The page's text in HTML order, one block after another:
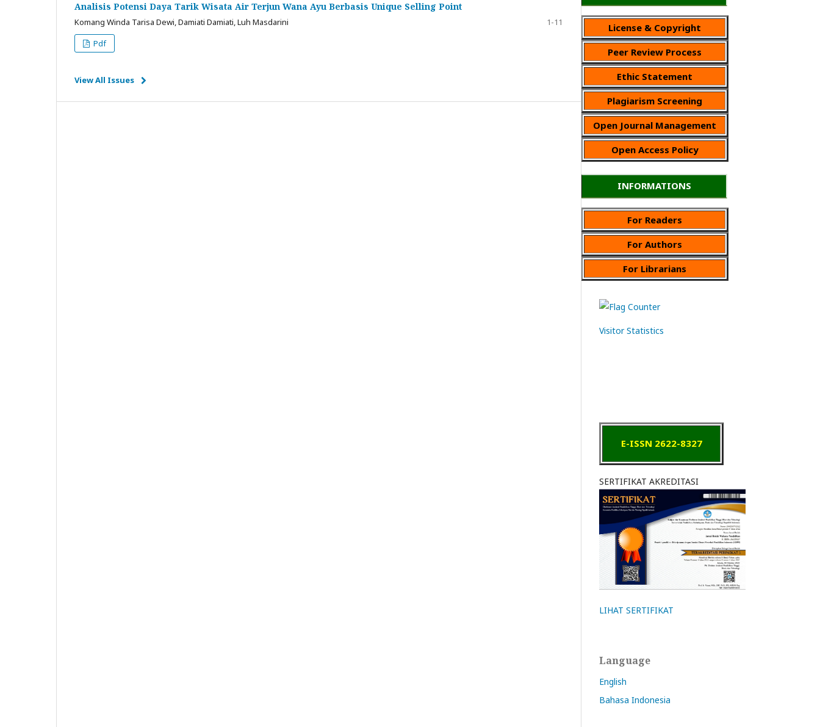
Analisis Potensi Daya Tarik Wisata Air Terjun Wana Ayu Berbasis Unique Selling Point
Komang Winda Tarisa Dewi, Damiati Damiati, Luh Masdarini
1-11
Pdf
View All Issues
License & Copyright
Peer Review Process
Ethic Statement
Plagiarism Screening
Open Journal Management
Open Access Policy
INFORMATIONS
For Readers
For Authors
For Librarians
Visitor Statistics
E-ISSN 2622-8327
SERTIFIKAT AKREDITASI
LIHAT SERTIFIKAT
Language
English
Bahasa Indonesia